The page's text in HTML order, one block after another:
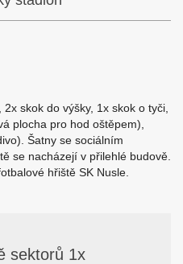
skok do výšky, 1x skok o tyči,
plocha pro hod oštěpem),
Šatny se sociálním
se nacházejí v přilehlé budově.
hřiště SK Nusle.
sektorů 1x